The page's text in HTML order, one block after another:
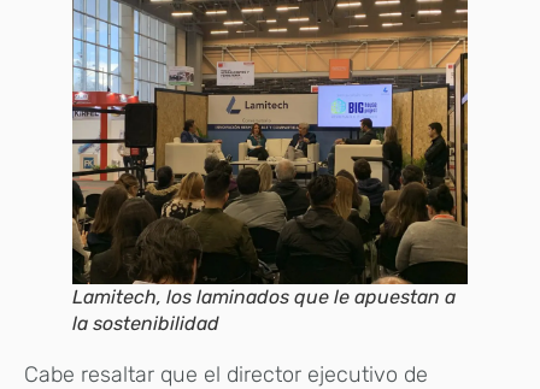
Lamitech, los laminados que le apuestan a
la sostenibilidad
Cabe resaltar que el director ejecutivo de